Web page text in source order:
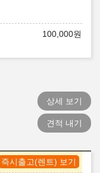
100,000원
상세 보기
견적 내기
즉시출고(렌트) 보기